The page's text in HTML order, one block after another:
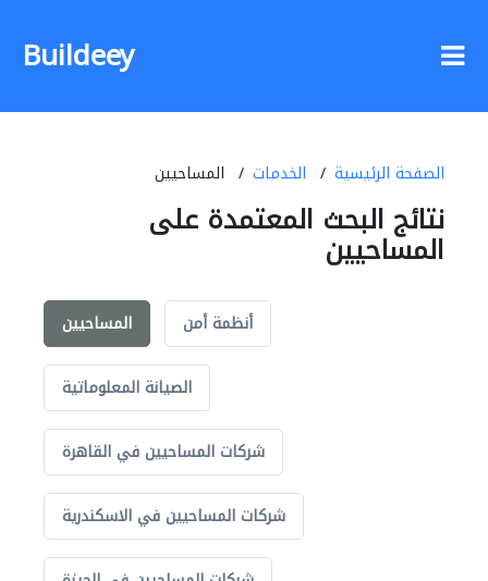
Buildeey
الصفحة الرئيسية الخدمات المساحيين
نتائج البحث المعتمدة على
المساحيين
المساحيين أنظمة أمن
الصيانة المعلوماتية
شركات المساحيين في القاهرة
شركات المساحيين في الاسكندرية